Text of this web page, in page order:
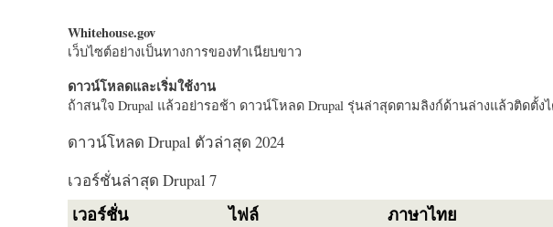
Whitehouse.gov
เว็บไซต์อย่างเป็นทางการของทำเนียบขาว
ดาวน์โหลดและเริ่มใช้งาน
ถ้าสนใจ Drupal แล้วอย่ารอช้า ดาวน์โหลด Drupal รุ่นล่าสุดตามลิงก์ด้านล่างแล้วติดตั้ง
ดาวน์โหลด Drupal ตัวล่าสุด 2024
เวอร์ชั่นล่าสุด Drupal 7
เวอร์ชั่น ไฟล์ ภาษาไทย